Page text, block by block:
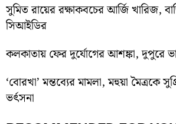
সুমিত রায়ের রক্ষাকবচের আর্জি খারিজ,
সিআইডির
কলকাতায় ফের দুর্যোগের আশঙ্কা, দুপুরে
‘বোরখা’ মন্তব্যের মামলা, মহুয়া মৈত্রকে
ভর্ৎসনা